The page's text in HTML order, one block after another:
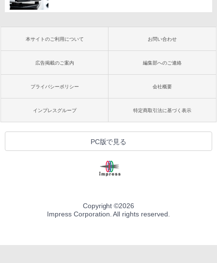
本サイトのご利用について お問い合わせ
広告掲載のご案内 編集部へのご連絡
プライバシーポリシー 会社概要
インプレスグループ 特定商取引法に基づく表示
PC版で見る
Copyright ©2026
Impress Corporation. All rights reserved.